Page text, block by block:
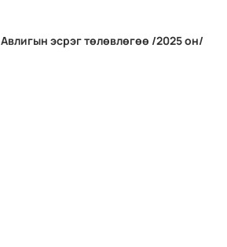
Авлигын эсрэг төлөвлөгөө /2025 он/